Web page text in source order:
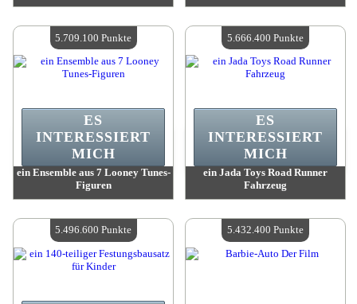
Verfügbare Menge:4
Verfügbare Menge:4
ein Ensemble aus 7 Looney Tunes-
Figuren
Verfügbare Menge:4
ES
INTERESSIERT
MICH
5.709.100 Punkte
ein Jada Toys Road Runner
Fahrzeug
Verfügbare Menge:4
ES
INTERESSIERT
MICH
5.666.400 Punkte
5.496.600 Punkte 5.432.400 Punkte